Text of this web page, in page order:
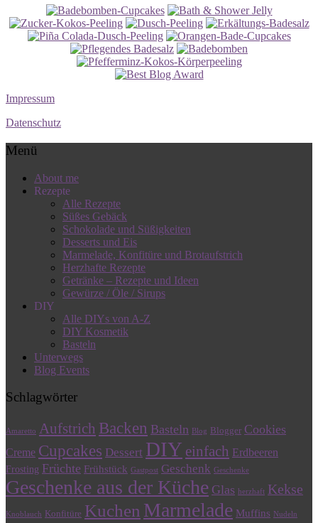
Impressum
Datenschutz
Menü
About me
Rezepte
Alle Rezepte
Süßes Gebäck
Schokolade und Süßigkeiten
Desserts und Eis
Marmelade, Konfitüre und Brotaufstrich
Herzhafte Rezepte
Getränke – Rezepte und Ideen
Gewürze / Öle / Sirups
DIY
Alle DIYs von A-Z
DIY Kosmetik
Basteln
Unterwegs
Blog Events
Schlagwörter
Amaretto Aufstrich Backen Basteln Blog Blogger Cookies
Creme Cupcakes Dessert DIY einfach Erdbeeren
Frosting Früchte Frühstück Gastpost Geschenk Geschenke
Geschenke aus der Küche Glas herzhaft Kekse
Knoblauch Konfitüre Kuchen Marmelade Muffins Nudeln